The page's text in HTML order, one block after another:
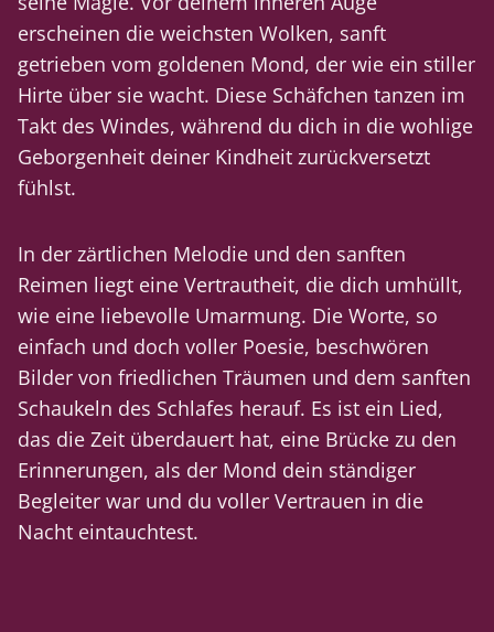
erscheinen die weichsten Wolken, sanft
getrieben vom goldenen Mond, der wie ein stiller
Hirte über sie wacht. Diese Schäfchen tanzen im
Takt des Windes, während du dich in die wohlige
Geborgenheit deiner Kindheit zurückversetzt
fühlst.
In der zärtlichen Melodie und den sanften
Reimen liegt eine Vertrautheit, die dich umhüllt,
wie eine liebevolle Umarmung. Die Worte, so
einfach und doch voller Poesie, beschwören
Bilder von friedlichen Träumen und dem sanften
Schaukeln des Schlafes herauf. Es ist ein Lied,
das die Zeit überdauert hat, eine Brücke zu den
Erinnerungen, als der Mond dein ständiger
Begleiter war und du voller Vertrauen in die
Nacht eintauchtest.